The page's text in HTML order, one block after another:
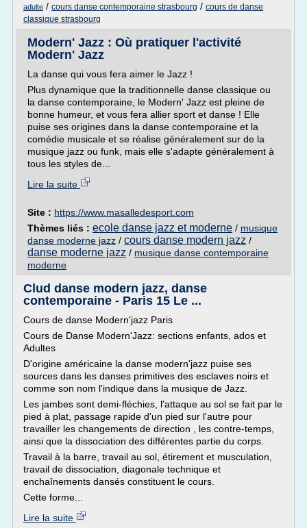
adulte / cours danse contemporaine strasbourg / cours de danse
classique strasbourg
Modern' Jazz : Où pratiquer l'activité
Modern' Jazz
La danse qui vous fera aimer le Jazz !
Plus dynamique que la traditionnelle danse classique ou
la danse contemporaine, le Modern' Jazz est pleine de
bonne humeur, et vous fera allier sport et danse ! Elle
puise ses origines dans la danse contemporaine et la
comédie musicale et se réalise généralement sur de la
musique jazz ou funk, mais elle s'adapte généralement à
tous les styles de...
Lire la suite
Site : https://www.masalledesport.com
Thèmes liés : ecole danse jazz et moderne / musique
danse moderne jazz / cours danse modern jazz /
danse moderne jazz / musique danse contemporaine
moderne
Clud danse modern jazz, danse
contemporaine - Paris 15 Le ...
Cours de danse Modern'jazz Paris
Cours de Danse Modern'Jazz: sections enfants, ados et
Adultes
D'origine américaine la danse modern'jazz puise ses
sources dans les danses primitives des esclaves noirs et
comme son nom l'indique dans la musique de Jazz.
Les jambes sont demi-fléchies, l'attaque au sol se fait par le
pied à plat, passage rapide d'un pied sur l'autre pour
travailler les changements de direction , les contre-temps,
ainsi que la dissociation des différentes partie du corps.
Travail à la barre, travail au sol, étirement et musculation,
travail de dissociation, diagonale technique et
enchaînements dansés constituent le cours.
Cette forme...
Lire la suite